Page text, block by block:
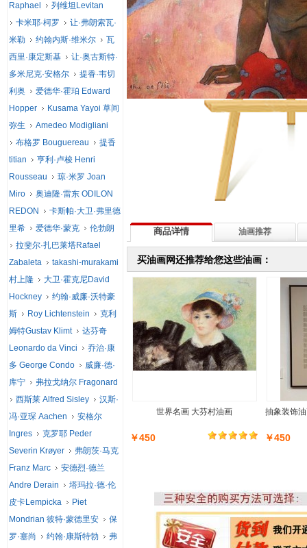
商品详情 油画推荐
买油画网还推荐给您这些油画：
世界名画 大芬村油画
￥450
抽象装饰
￥450
Raphael
列维坦Levitan
卡米耶·柯罗
让·弗朗索瓦·
米勒
约翰内斯·维米尔
瓦
西里·康定斯基
让·奥古斯特·
多米尼克·安格尔
提香·韦切
利奥
爱德华·霍珀 Edward
Hopper
Kusama Yayoi 草间
弥生
Amedeo Modigliani
布格罗 Bouguereau
提香
titian
亨利·卢梭 Henri
Rousseau
琼·米罗 Joan
Miro
奥迪隆·雷东 ODILON
REDON
卡斯帕·大卫·弗里德
里希
爱德华·蒙克
伦勃朗
拉斐尔·扎巴莱塔Rafael
Zabaleta
takashi-murakami
村上隆
大卫·霍克尼David
Hockney
约翰·威廉·沃特豪
斯
Roy Lichtenstein
克利
姆特Gustav Klimt
达芬奇
Leonardo da Vinci
乔治·康
多 George Condo
威廉·德·
库宁
弗拉戈纳尔 Fragonard
西斯莱 Alfred Sisley
汉斯·
冯·亚琛 Aachen
安格尔
Ingres
克罗耶 Peder
Severin Krøyer
弗朗茨·马克
Franz Marc
安德烈·德兰
Andre Derain
塔玛拉·德·伦
皮卡Lempicka
Piet
Mondrian 彼特·蒙德里安
保
罗·塞尚
约翰·康斯特勃
弗